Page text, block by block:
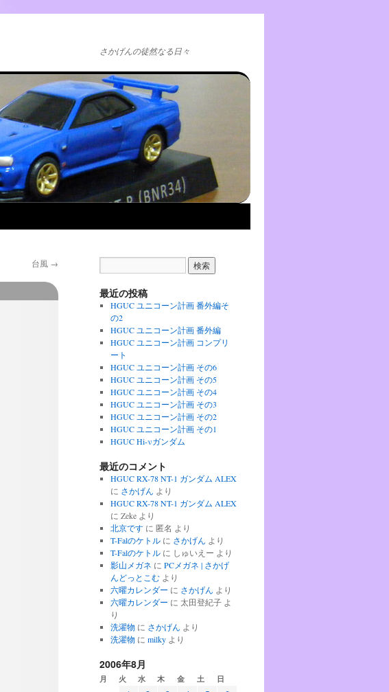
さかげんの徒然なる日々
台風 →
最近の投稿
HGUC ユニコーン計画 番外編そ
の2
HGUC ユニコーン計画 番外編
HGUC ユニコーン計画 コンプリ
ート
HGUC ユニコーン計画 その6
HGUC ユニコーン計画 その5
HGUC ユニコーン計画 その4
HGUC ユニコーン計画 その3
HGUC ユニコーン計画 その2
HGUC ユニコーン計画 その1
HGUC Hi-νガンダム
最近のコメント
HGUC RX-78 NT-1 ガンダム ALEX
に さかげん より
HGUC RX-78 NT-1 ガンダム ALEX
に Zekeより
北京ですに 匿名 より
T-Falのケトルに さかげん より
T-Falのケトルに しゅいえー より
影山メガネ に PCメガネ | さかげ
んどっとこむより
六曜カレンダー に さかげん より
六曜カレンダー に 太田登紀子よ
り
洗濯物 に さかげん より
洗濯物 に milkyより
2006年8月
月 火 水 木 金 土 日